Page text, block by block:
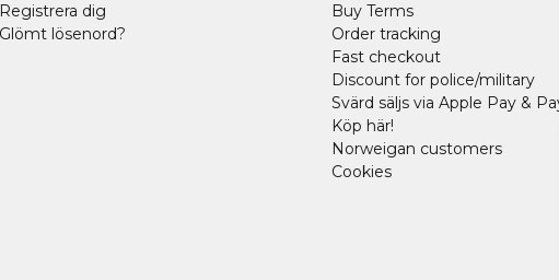
Registrera dig
Glömt lösenord?
Buy Terms
Order tracking
Fast checkout
Discount for police/military
Svärd säljs via Apple Pay &
Köp här!
Norweigan customers
Cookies